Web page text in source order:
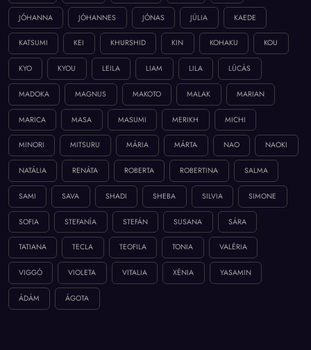
JÓHANNA JÓHANNES JÓNAS JÚLIA KAEDE
KATSUMI KEI KHURSHID KIN KOHAKU KOU
KYO KYOU LEILA LIAM LILA LÚCÁS
MADOKA MAGNUS MAKOTO MALAK MARIAN
MARICA MASA MASUMI MERIKH MICHI
MINORI MITSURU MÁRIA MÁRTA NAO NAOKI
NATÁLIA RENÁTA ROBERTA ROBERTINA SALMA
SAMI SAVA SHADI SHEBA SILVIA SIMONE
SOFIA STEFANÍA STEFÁN SUSANA SÁRA
TATIANA TECLA TEOFILA TONIA VALÉRIA
VIGGÓ VIOLETA VITALIA XÉNIA YASAMIN
ÁDÁM ÁGOTA